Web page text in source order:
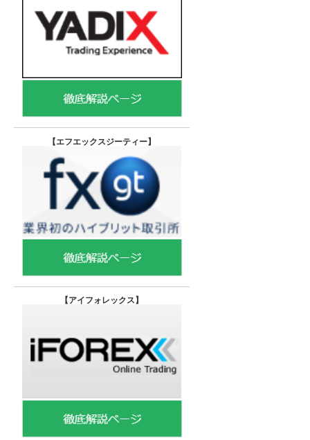
【エフエックスジーティー】
【アイフォレックス】